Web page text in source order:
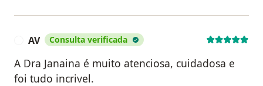
AV Consulta verificada
A Dra Janaina é muito atenciosa, cuidadosa e
foi tudo incrivel.